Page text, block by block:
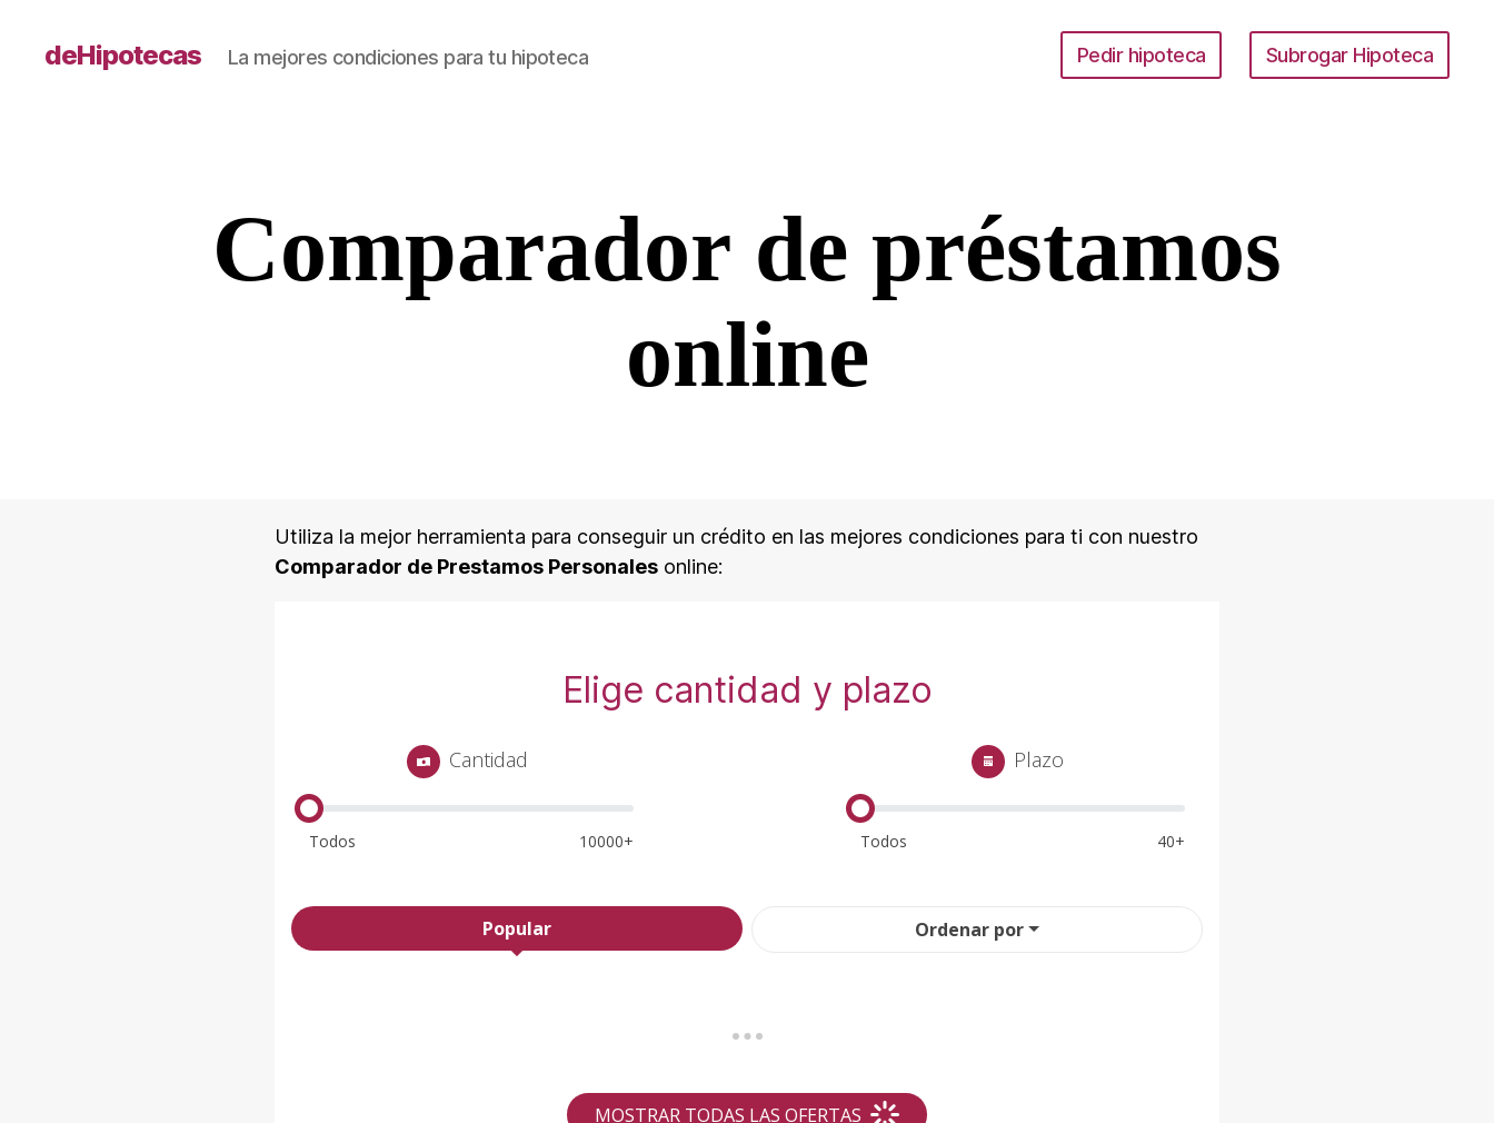
deHipotecas La mejores condiciones para tu hipoteca Pedir hipoteca Subrogar Hipoteca
Comparador de préstamos
online
Utiliza la mejor herramienta para conseguir un crédito en las mejores condiciones para ti con nuestro
Comparador de Prestamos Personales online:
Elige cantidad y plazo